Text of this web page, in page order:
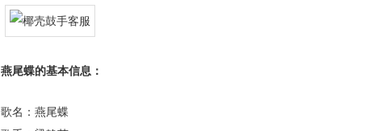
燕尾蝶的基本信息：
歌名：燕尾蝶